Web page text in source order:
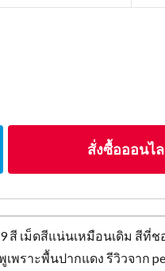
สั่งซื้อออนไ
สี เม็ดสีแน่นเหมือนเดิม สีที่ช
ราะพื้นปากแดง รีวิวจาก